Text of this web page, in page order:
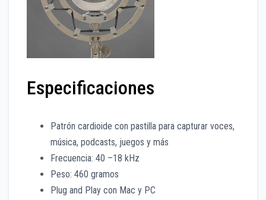
Especificaciones
Patrón cardioide con pastilla para capturar voces,
música, podcasts, juegos y más
Frecuencia: 40 –18 kHz
Peso: 460 gramos
Plug and Play con Mac y PC